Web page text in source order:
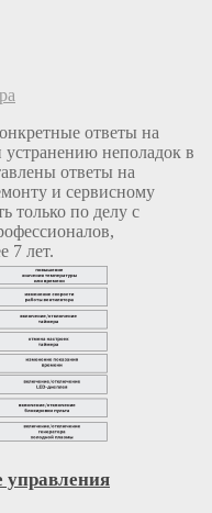
ответы на
неполадок в
ответы на
и сервисному
только по делу с
7 лет.
управления